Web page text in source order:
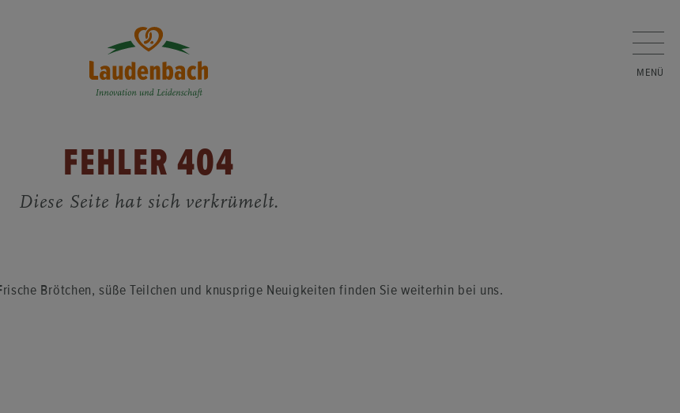
ON­LINE­SHOP
FEH­LER 404
Diese Seite hat sich ver­krü­melt.
Bröt­chen, süße Teil­chen und knusp­ri­ge Neu­ig­kei­ten fin­den Sie wei­ter­hin bei uns.